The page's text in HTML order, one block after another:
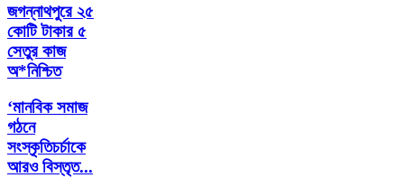
জগন্নাথপুরে ২৫
কোটি টাকার ৫
সেতুর কাজ
অ*নিশ্চিত
‘মানবিক সমাজ
গঠনে
সংস্কৃতিচর্চাকে
আরও বিস্তৃত...